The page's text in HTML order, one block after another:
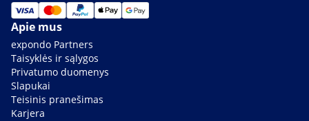
Apie mus
expondo Partners
Taisyklės ir sąlygos
Privatumo duomenys
Slapukai
Teisinis pranešimas
Karjera